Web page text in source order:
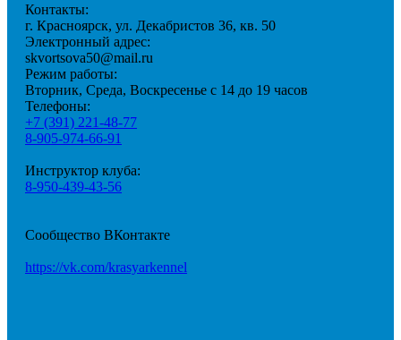
Контакты:
г. Красноярск, ул. Декабристов 36, кв. 50
Электронный адрес:
skvortsova50@mail.ru
Режим работы:
Вторник, Среда, Воскресенье с 14 до 19 часов
Телефоны:
+7 (391) 221-48-77
8-905-974-66-91
Инструктор клуба:
8-950-439-43-56
Сообщество ВКонтакте
https://vk.com/krasyarkennel